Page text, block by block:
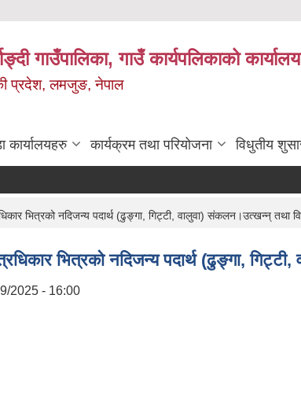
गाउँपालिका, गाउँ कार्यपलिकाको कार्यालय
प्रदेश, लमजुङ, नेपाल
कार्यालयहरु कार्यक्रम तथा परियोजना विधुतीय
भित्रको नदिजन्य पदार्थ (ढुङ्गा, गिट्टी, वालुवा) संकलन।उत्खन्न् तथा
भित्रको नदिजन्य पदार्थ (ढुङ्गा,
2025 - 16:00